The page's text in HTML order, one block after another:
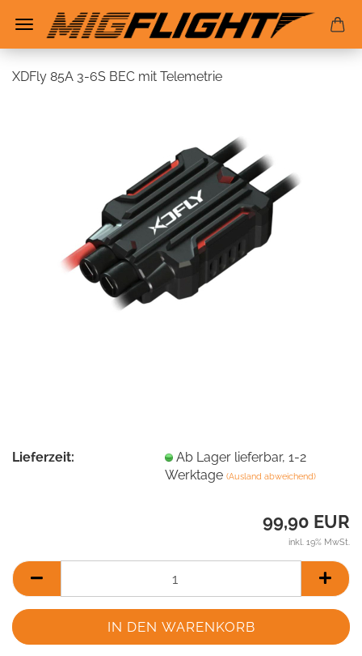
XDFly 85A 3-6S BEC mit Telemetrie
Lieferzeit:
Ab Lager lieferbar, 1-2
Werktage(Ausland abweichend)
99,90 EUR
inkl. 19% MwSt.